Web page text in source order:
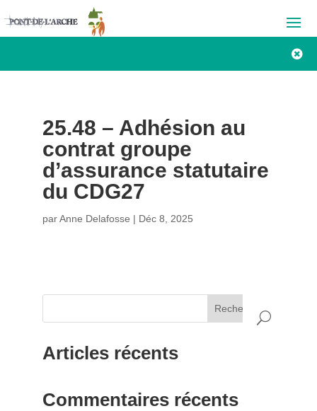

25.48 – Adhésion au
contrat groupe
d’assurance statutaire
du CDG27
parAnne Delafosse | Déc 8, 2025
Rechercher
Articles récents
Commentaires récents